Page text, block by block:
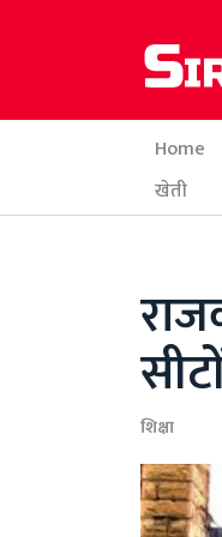
Home
खेती
शिक्षा